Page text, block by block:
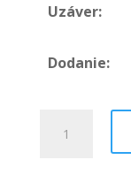
Uzáver:
Dodanie:
Kontaktný